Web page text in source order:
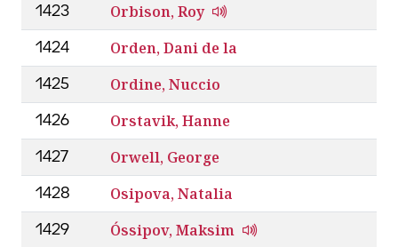
1423 Orbison, Roy
1424 Orden, Dani de la
1425 Ordine, Nuccio
1426 Orstavik, Hanne
1427 Orwell, George
1428 Osipova, Natalia
1429 Óssipov, Maksim